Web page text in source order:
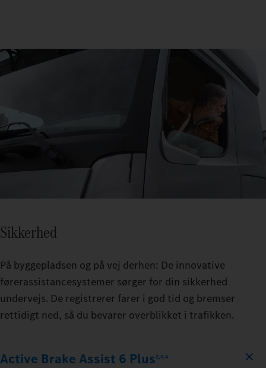
Sikkerhed
På byggepladsen og på vej derhen: De innovative
førerassistancesystemer sørger for din sikkerhed
undervejs. De registrerer farer i god tid og bremser
rettidigt ned, så du bevarer overblikket i trafikken.
Active Brake Assist 6 Plus2,3,4